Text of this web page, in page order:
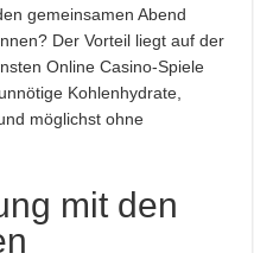
gemeinsamen Abend
Der Vorteil liegt auf der
Online Casino-Spiele
Kohlenhydrate,
möglichst ohne
mit den